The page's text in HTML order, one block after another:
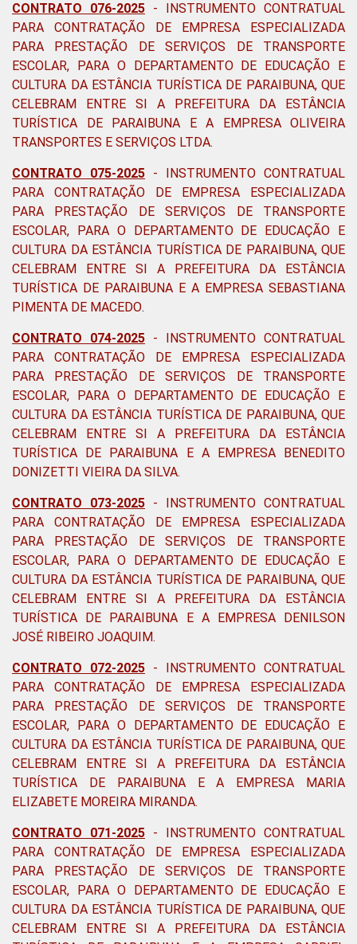
CONTRATO 076-2025 - INSTRUMENTO CONTRATUAL
PARA CONTRATAÇÃO DE EMPRESA ESPECIALIZADA
PARA PRESTAÇÃO DE SERVIÇOS DE TRANSPORTE
ESCOLAR, PARA O DEPARTAMENTO DE EDUCAÇÃO E
CULTURA DA ESTÂNCIA TURÍSTICA DE PARAIBUNA, QUE
CELEBRAM ENTRE SI A PREFEITURA DA ESTÂNCIA
TURÍSTICA DE PARAIBUNA E A EMPRESA OLIVEIRA
TRANSPORTES E SERVIÇOS LTDA.
CONTRATO 075-2025 - INSTRUMENTO CONTRATUAL
PARA CONTRATAÇÃO DE EMPRESA ESPECIALIZADA
PARA PRESTAÇÃO DE SERVIÇOS DE TRANSPORTE
ESCOLAR, PARA O DEPARTAMENTO DE EDUCAÇÃO E
CULTURA DA ESTÂNCIA TURÍSTICA DE PARAIBUNA, QUE
CELEBRAM ENTRE SI A PREFEITURA DA ESTÂNCIA
TURÍSTICA DE PARAIBUNA E A EMPRESA SEBASTIANA
PIMENTA DE MACEDO.
CONTRATO 074-2025 - INSTRUMENTO CONTRATUAL
PARA CONTRATAÇÃO DE EMPRESA ESPECIALIZADA
PARA PRESTAÇÃO DE SERVIÇOS DE TRANSPORTE
ESCOLAR, PARA O DEPARTAMENTO DE EDUCAÇÃO E
CULTURA DA ESTÂNCIA TURÍSTICA DE PARAIBUNA, QUE
CELEBRAM ENTRE SI A PREFEITURA DA ESTÂNCIA
TURÍSTICA DE PARAIBUNA E A EMPRESA BENEDITO
DONIZETTI VIEIRA DA SILVA.
CONTRATO 073-2025 - INSTRUMENTO CONTRATUAL
PARA CONTRATAÇÃO DE EMPRESA ESPECIALIZADA
PARA PRESTAÇÃO DE SERVIÇOS DE TRANSPORTE
ESCOLAR, PARA O DEPARTAMENTO DE EDUCAÇÃO E
CULTURA DA ESTÂNCIA TURÍSTICA DE PARAIBUNA, QUE
CELEBRAM ENTRE SI A PREFEITURA DA ESTÂNCIA
TURÍSTICA DE PARAIBUNA E A EMPRESA DENILSON
JOSÉ RIBEIRO JOAQUIM.
CONTRATO 072-2025 - INSTRUMENTO CONTRATUAL
PARA CONTRATAÇÃO DE EMPRESA ESPECIALIZADA
PARA PRESTAÇÃO DE SERVIÇOS DE TRANSPORTE
ESCOLAR, PARA O DEPARTAMENTO DE EDUCAÇÃO E
CULTURA DA ESTÂNCIA TURÍSTICA DE PARAIBUNA, QUE
CELEBRAM ENTRE SI A PREFEITURA DA ESTÂNCIA
TURÍSTICA DE PARAIBUNA E A EMPRESA MARIA
ELIZABETE MOREIRA MIRANDA.
CONTRATO 071-2025 - INSTRUMENTO CONTRATUAL
PARA CONTRATAÇÃO DE EMPRESA ESPECIALIZADA
PARA PRESTAÇÃO DE SERVIÇOS DE TRANSPORTE
ESCOLAR, PARA O DEPARTAMENTO DE EDUCAÇÃO E
CULTURA DA ESTÂNCIA TURÍSTICA DE PARAIBUNA, QUE
CELEBRAM ENTRE SI A PREFEITURA DA ESTÂNCIA